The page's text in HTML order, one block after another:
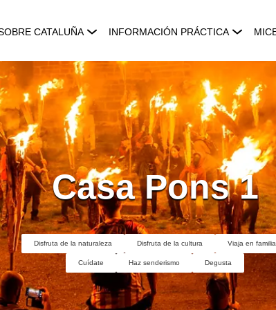
CATALUÑA INFORMACIÓN PRÁCTICA
Casa Pons 1
Disfruta de la naturaleza Disfruta de la cultura Viaja en familia
Cuídate Haz senderismo Degusta